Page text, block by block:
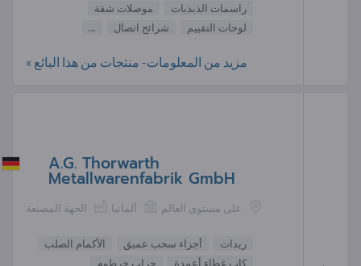
راسمات الذبذبات
موصلات شقة
لوحات التقييم
شرائح اتصال ...
مزيد من المعلومات- منتجات من هذا البائع »
A.G. Thorwarth
Metallwarenfabrik GmbH
الجهة المصنعة ألمانيا على مستوى العالم
ريدات أجزاء سحب عميق
الأكمام الصلب
كاب غطاء أعمدة
جراب خرطوم